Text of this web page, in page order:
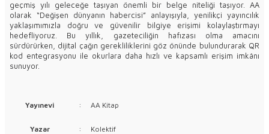
geçmiş yılı geleceğe taşıyan önemli bir belge niteliği taşıyor. AA
olarak “Değişen dünyanın habercisi” anlayışıyla, yenilikçi yayıncılık
yaklaşımımızla doğru ve güvenilir bilgiye erişimi kolaylaştırmayı
hedefliyoruz. Bu yıllık, gazeteciliğin hafızası olma amacını
sürdürürken, dijital çağın gerekliliklerini göz önünde bulundurarak QR
kod entegrasyonu ile okurlara daha hızlı ve kapsamlı erişim imkânı
sunuyor.
Yayınevi : AA Kitap
Yazar : Kolektif